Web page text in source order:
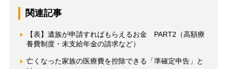
関連記事
【表】遺族が申請すればもらえるお金 PART2（高額療
養費制度・未支給年金の請求など）
亡くなった家族の医療費を控除できる「準確定申告」と